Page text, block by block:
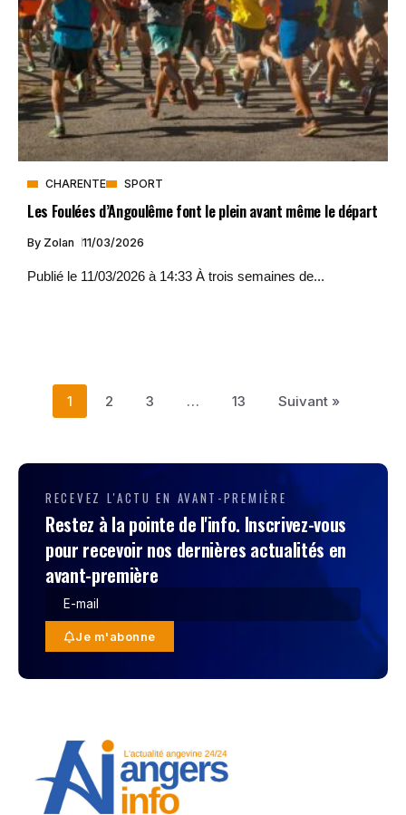
CHARENTE SPORT
Les Foulées d’Angoulême font le plein avant même le départ
By Zolan 11/03/2026
Publié le 11/03/2026 à 14:33 À trois semaines de...
1 2 3 … 13 Suivant »
RECEVEZ L'ACTU EN AVANT-PREMIÈRE
Restez à la pointe de l'info. Inscrivez-vous
pour recevoir nos dernières actualités en
avant-première
Je m'abonne